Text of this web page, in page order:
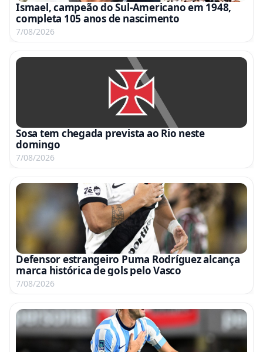
Ismael, campeão do Sul-Americano em 1948,
completa 105 anos de nascimento
7/08/2026
Sosa tem chegada prevista ao Rio neste
domingo
7/08/2026
Defensor estrangeiro Puma Rodríguez alcança
marca histórica de gols pelo Vasco
7/08/2026